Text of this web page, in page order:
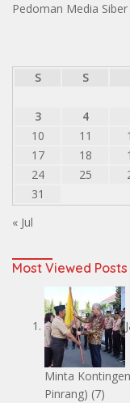
Pedoman Media Siber
S
S
3
4
10
11
17
18
24
25
31
« Jul
Most Viewed Posts
Minta
Pinrang) (7)